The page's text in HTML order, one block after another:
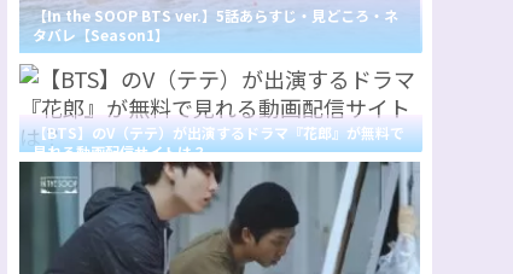
【In the SOOP BTS ver.】5話あらすじ・見どころ・ネ
タバレ【Season1】
【BTS】のV（テテ）が出演するドラマ『花郎』が無料で
見れる動画配信サイトは？